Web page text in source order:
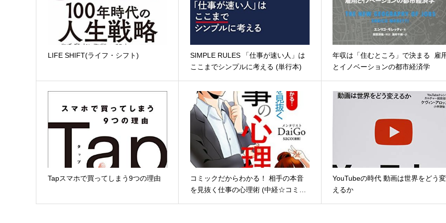
LIFE SHIFT(ライフ・シフト)
SIMPLE RULES 「仕事が速い人」は
ここまでシンプルに考える (単行本)
年収は「住むところ」で決まる 雇
とイノベーションの都市経済学
Tapスマホで買ってしまう9つの理由
コミックだからわかる！ 相手の本音
を見抜く仕事の心理術 (中経☆コミ…
YouTubeの時代 動画は世界をどう変
えるか